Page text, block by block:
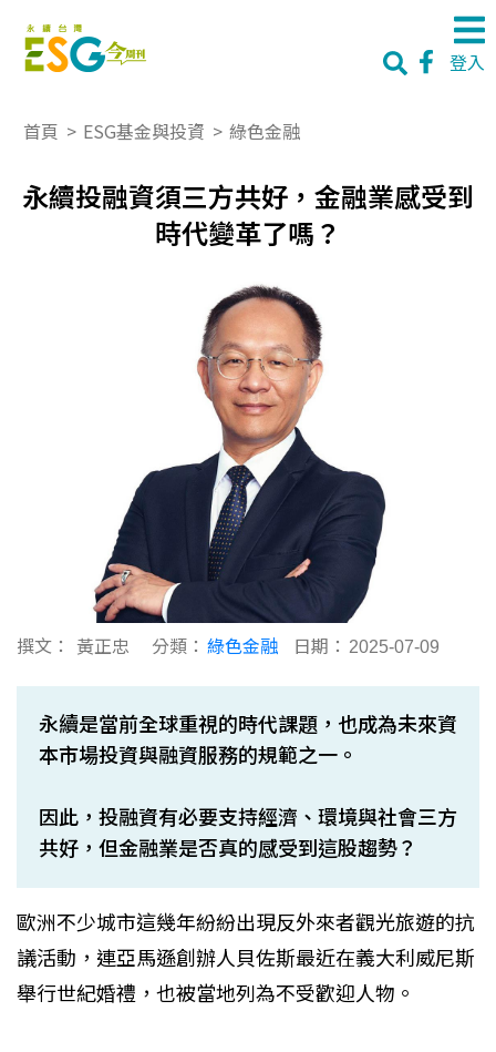
登入
首頁 > ESG基金與投資 > 綠色金融
永續投融資須三方共好，金融業感受到
時代變革了嗎？
撰文： 黃正忠 分類： 綠色金融 日期： 2025-07-09
永續是當前全球重視的時代課題，也成為未來資
本市場投資與融資服務的規範之一。
因此，投融資有必要支持經濟、環境與社會三方
共好，但金融業是否真的感受到這股趨勢？
歐洲不少城市這幾年紛紛出現反外來者觀光旅遊的抗
議活動，連亞馬遜創辦人貝佐斯最近在義大利威尼斯
舉行世紀婚禮，也被當地列為不受歡迎人物。